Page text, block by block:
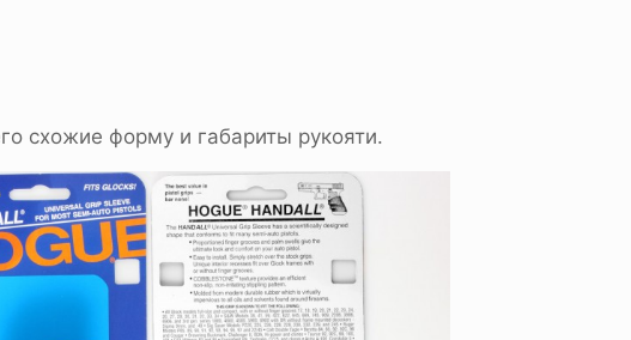
схожие форму и габариты рукояти.